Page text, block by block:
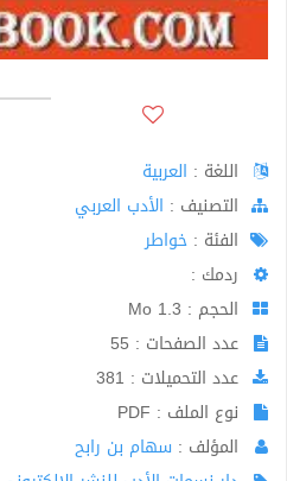
اللغة : العربية
اﻟﺘﺼﻨﻴﻒ : الأدب العربي
الفئة : خواطر
ردمك :
الحجم : 1.3 Mo
عدد الصفحات : 55
عدد التحميلات : 381
نوع الملف : PDF
المؤلف : سهام بن رابح